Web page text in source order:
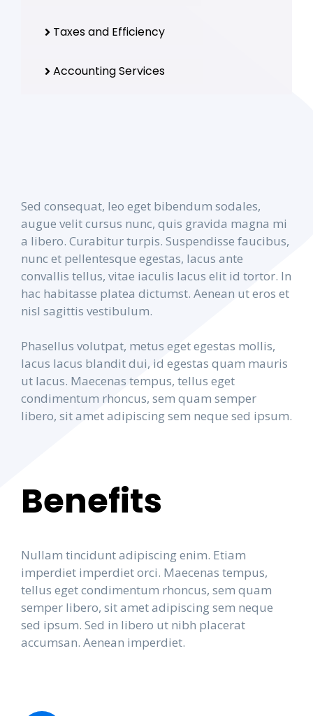
Taxes and Efficiency
Accounting Services
Sed consequat, leo eget bibendum sodales,
augue velit cursus nunc, quis gravida magna mi
a libero. Curabitur turpis. Suspendisse faucibus,
nunc et pellentesque egestas, lacus ante
convallis tellus, vitae iaculis lacus elit id tortor. In
hac habitasse platea dictumst. Aenean ut eros et
nisl sagittis vestibulum.
Phasellus volutpat, metus eget egestas mollis,
lacus lacus blandit dui, id egestas quam mauris
ut lacus. Maecenas tempus, tellus eget
condimentum rhoncus, sem quam semper
libero, sit amet adipiscing sem neque sed ipsum.
Benefits
Nullam tincidunt adipiscing enim. Etiam
imperdiet imperdiet orci. Maecenas tempus,
tellus eget condimentum rhoncus, sem quam
semper libero, sit amet adipiscing sem neque
sed ipsum. Sed in libero ut nibh placerat
accumsan. Aenean imperdiet.